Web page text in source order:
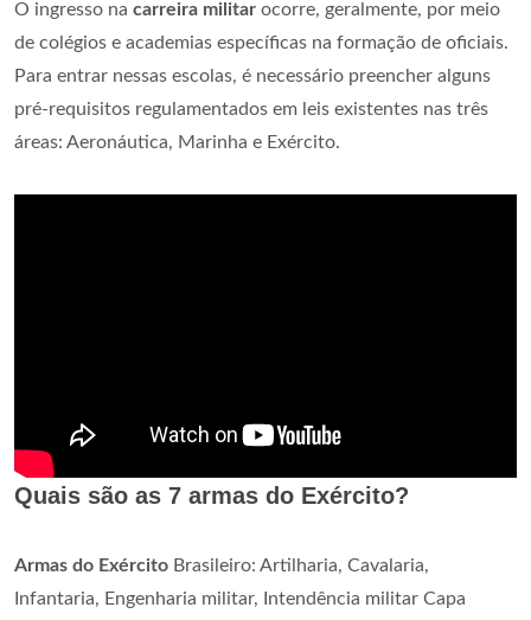
O ingresso na carreira militar ocorre, geralmente, por meio
de colégios e academias específicas na formação de oficiais.
Para entrar nessas escolas, é necessário preencher alguns
pré-requisitos regulamentados em leis existentes nas três
áreas: Aeronáutica, Marinha e Exército.
Quais são as 7 armas do Exército?
Armas do Exército Brasileiro: Artilharia, Cavalaria,
Infantaria, Engenharia militar, Intendência militar Capa